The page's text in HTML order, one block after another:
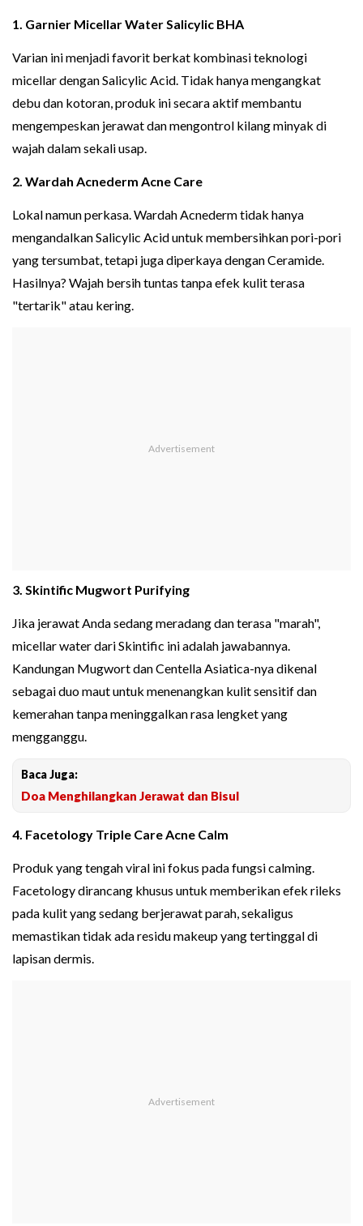
1. Garnier Micellar Water Salicylic BHA
Varian ini menjadi favorit berkat kombinasi teknologi
micellar dengan Salicylic Acid. Tidak hanya mengangkat
debu dan kotoran, produk ini secara aktif membantu
mengempeskan jerawat dan mengontrol kilang minyak di
wajah dalam sekali usap.
2. Wardah Acnederm Acne Care
Lokal namun perkasa. Wardah Acnederm tidak hanya
mengandalkan Salicylic Acid untuk membersihkan pori-pori
yang tersumbat, tetapi juga diperkaya dengan Ceramide.
Hasilnya? Wajah bersih tuntas tanpa efek kulit terasa
"tertarik" atau kering.
3. Skintific Mugwort Purifying
Jika jerawat Anda sedang meradang dan terasa "marah",
micellar water dari Skintific ini adalah jawabannya.
Kandungan Mugwort dan Centella Asiatica-nya dikenal
sebagai duo maut untuk menenangkan kulit sensitif dan
kemerahan tanpa meninggalkan rasa lengket yang
mengganggu.
Baca Juga:
Doa Menghilangkan Jerawat dan Bisul
4. Facetology Triple Care Acne Calm
Produk yang tengah viral ini fokus pada fungsi calming.
Facetology dirancang khusus untuk memberikan efek rileks
pada kulit yang sedang berjerawat parah, sekaligus
memastikan tidak ada residu makeup yang tertinggal di
lapisan dermis.